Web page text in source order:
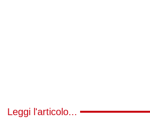
Leggi l'articolo...